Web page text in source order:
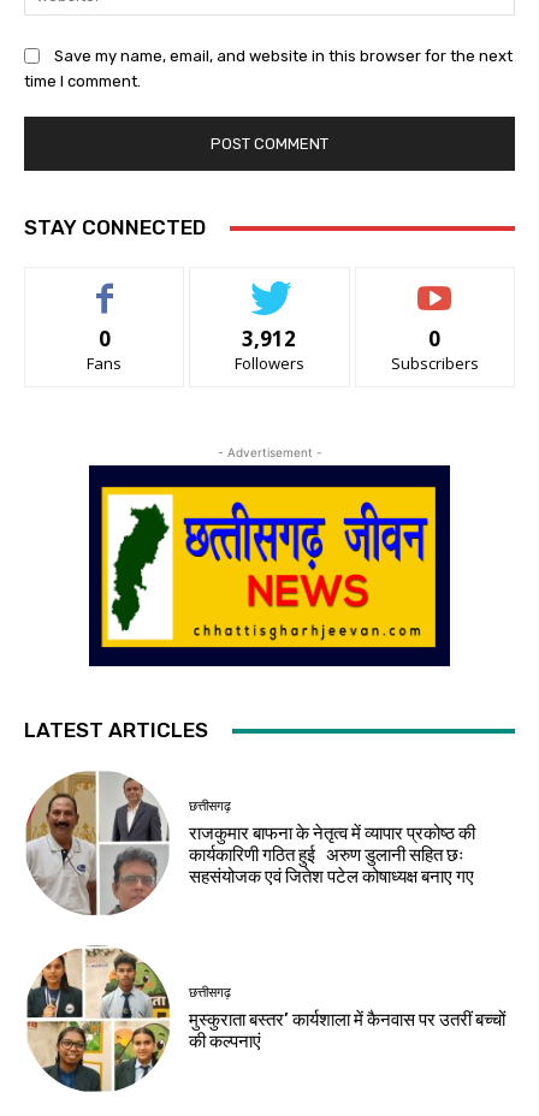
Save my name, email, and website in this browser for the next
time I comment.
STAY CONNECTED
0
Fans
3,912
Followers
0
Subscribers
- Advertisement -
LATEST ARTICLES
छत्तीसगढ़
राजकुमार बाफना के नेतृत्व में व्यापार प्रकोष्ठ की
कार्यकारिणी गठित हुई अरुण डुलानी सहित छः
सहसंयोजक एवं जितेश पटेल कोषाध्यक्ष बनाए गए
छत्तीसगढ़
मुस्कुराता बस्तर’ कार्यशाला में कैनवास पर उतरीं बच्चों
की कल्पनाएं